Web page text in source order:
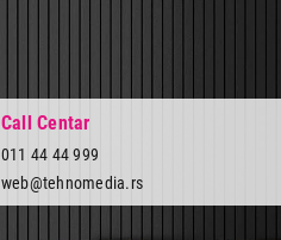
Call Centar
011 44 44 999
web@tehnomedia.rs